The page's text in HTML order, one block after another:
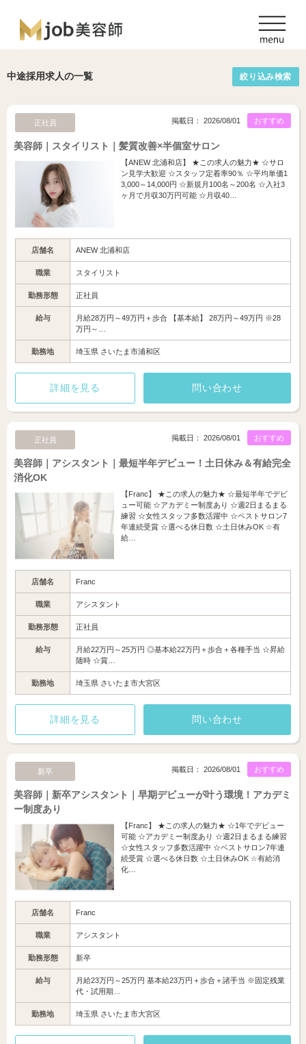
中途採用求人の一覧 絞り込み検索
正社員 おすすめ
掲載日： 2026/08/01
美容師｜スタイリスト｜髪質改善×半個室サロン
【ANEW 北浦和店】 ★この求人の魅力★ ☆サロ
ン見学大歓迎 ☆スタッフ定着率90％ ☆平均単価1
3,000～14,000円 ☆新規月100名～200名 ☆入社3
ヶ月で月収30万円可能 ☆月収40…
店舗名 ANEW 北浦和店
職業 スタイリスト
勤務形態 正社員
給与
月給28万円～49万円＋歩合 【基本給】 28万円～49万円 ※28
万円～…
勤務地 埼玉県 さいたま市浦和区
詳細を見る 問い合わせ
正社員 おすすめ
掲載日： 2026/08/01
美容師｜アシスタント｜最短半年デビュー！土日休み＆有給完全
消化OK
【Franc】 ★この求人の魅力★ ☆最短半年でデビ
ュー可能 ☆アカデミー制度あり ☆週2日まるまる
練習 ☆女性スタッフ多数活躍中 ☆ベストサロン7
年連続受賞 ☆選べる休日数 ☆土日休みOK ☆有
給…
店舗名 Franc
職業 アシスタント
勤務形態 正社員
給与
月給22万円～25万円 ◎基本給22万円＋歩合＋各種手当 ☆昇給
随時 ☆賞…
勤務地 埼玉県 さいたま市大宮区
詳細を見る 問い合わせ
新卒 おすすめ
掲載日： 2026/08/01
美容師｜新卒アシスタント｜早期デビューが叶う環境！アカデミ
ー制度あり
【Franc】 ★この求人の魅力★ ☆1年でデビュー
可能 ☆アカデミー制度あり ☆週2日まるまる練習
☆女性スタッフ多数活躍中 ☆ベストサロン7年連
続受賞 ☆選べる休日数 ☆土日休みOK ☆有給消
化…
店舗名 Franc
職業 アシスタント
勤務形態 新卒
給与
月給23万円～25万円 基本給23万円＋歩合＋諸手当 ※固定残業
代・試用期…
勤務地 埼玉県 さいたま市大宮区